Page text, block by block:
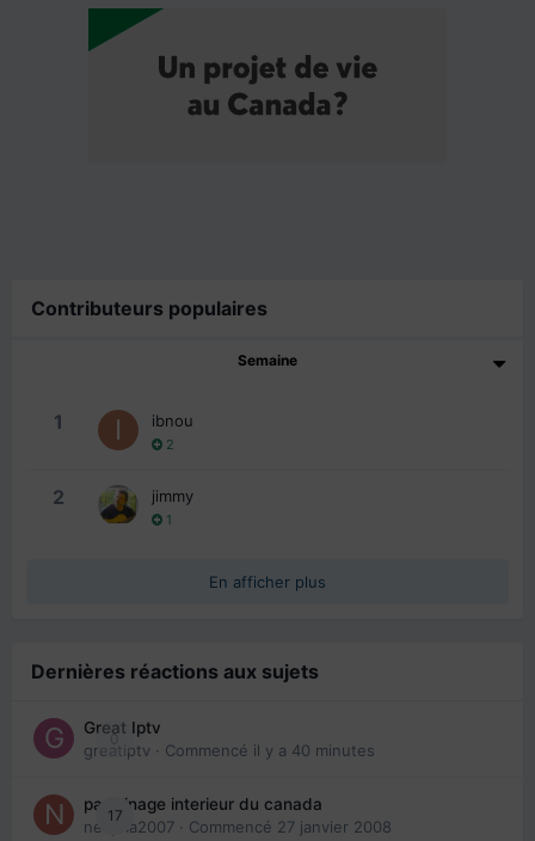
Contributeurs populaires
Semaine
1 ibnou
2
2 jimmy
1
En afficher plus
Dernières réactions aux sujets
0
Great Iptv
greatiptv · Commencé il y a 40 minutes
17
parrainage interieur du canada
nedjma2007 · Commencé 27 janvier 2008